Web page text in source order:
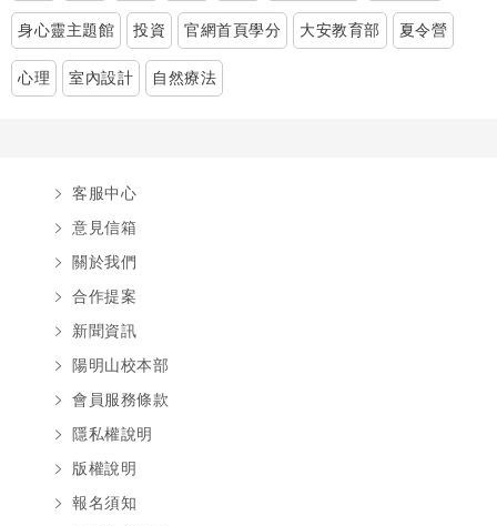
身心靈主題館 投資 官網首頁學分 大安教育部 夏令營
心理 室內設計 自然療法
客服中心
意見信箱
關於我們
合作提案
新聞資訊
陽明山校本部
會員服務條款
隱私權說明
版權說明
報名須知